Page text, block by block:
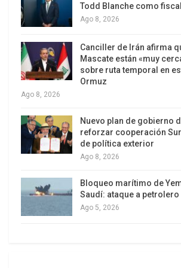
y no una apuesta a los ajustes con
incertidumbre nos reafirma en esta
Tras votar, el candidato del
Amplio señaló que su comando ya
trabajar “hace unos días” ante un
alegría”. También habló sobre la
latinoamericana y destacó que el
democrático y de respeto a las
que tiene Uruguay “es muy
que el país es “un oasis de
diferentes escenarios que vive la
Todd Blanche como
Ago 8, 2026
Canciller de Irán afirma
Mascate están «muy
sobre ruta temporal en
Ormuz
Ago 8, 2026
Nuevo plan de gobierno
reforzar cooperación
de política exterior
Ago 8, 2026
Bloqueo marítimo de
Saudí: ataque a petrolero
Ago 5, 2026